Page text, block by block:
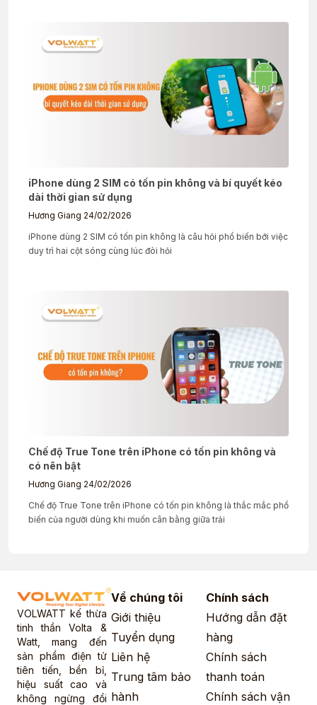
iPhone dùng 2 SIM có tốn pin không và bí quyết kéo
dài thời gian sử dụng
Hương Giang 24/02/2026
iPhone dùng 2 SIM có tốn pin không là câu hỏi phổ biến bởi việc
duy trì hai cột sóng cùng lúc đòi hỏi
Chế độ True Tone trên iPhone có tốn pin không và
có nên bật
Hương Giang 24/02/2026
Chế độ True Tone trên iPhone có tốn pin không là thắc mắc phổ
biến của người dùng khi muốn cân bằng giữa trải
VOLWATT kế thừa
tinh thần Volta &
Watt, mang đến
sản phẩm điện tử
tiên tiến, bền bỉ,
hiệu suất cao và
không ngừng đổi
Về chúng tôi
Giới thiệu
Tuyển dụng
Liên hệ
Trung tâm bảo
hành
Chính sách
Hướng dẫn đặt
hàng
Chính sách
thanh toán
Chính sách vận